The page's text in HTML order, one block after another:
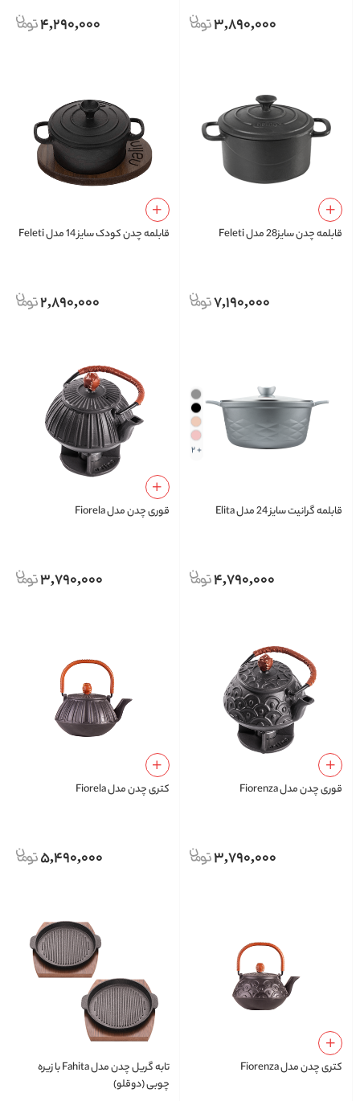
3,890,000
4,290,000
قابلمه چدن سایز28 مدل Feleti
7,190,000
قابلمه چدن کودک سایز 14 مدل Feleti
2,890,000
+ 2
قابلمه گرانیت سایز 24 مدل Elita
4,790,000
قوری چدن مدل Fiorela
3,790,000
قوری چدن مدل Fiorenza
3,790,000
کتری چدن مدل Fiorela
5,490,000
کتری چدن مدل Fiorenza
تابه گریل چدن مدل Fahita با زیره
چوبی (دوقلو)